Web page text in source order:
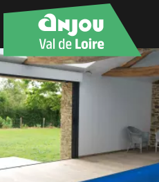
Découvrir
À voir, à faire